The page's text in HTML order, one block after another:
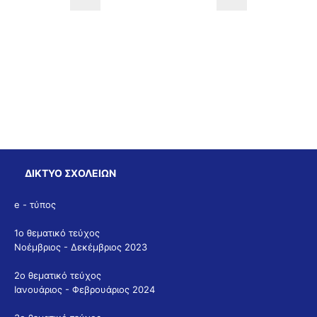
ΔΙΚΤΥΟ ΣΧΟΛΕΙΩΝ
e - τύπος
1ο θεματικό τεύχος
Νοέμβριος - Δεκέμβριος 2023
2ο θεματικό τεύχος
Ιανουάριος - Φεβρουάριος 2024